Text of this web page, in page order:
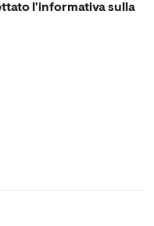
l'informativa sulla